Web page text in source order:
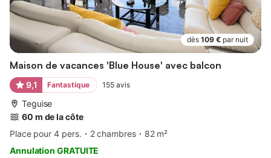
dès 109 € par nuit
Maison de vacances 'Blue House' avec balcon
9,1 Fantastique 155 avis
Teguise
60 m de la côte
Place pour 4 pers.
2 chambres
82 m²
Annulation GRATUITE